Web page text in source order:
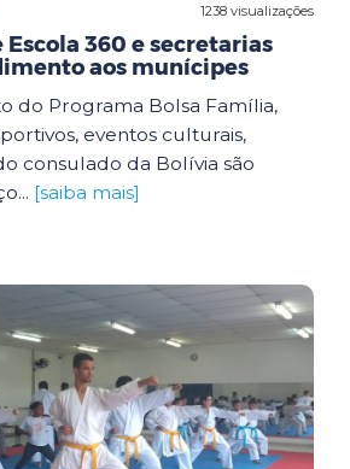
1238 visualizações
360 e secretarias
aos munícipes
do Programa Bolsa Família,
eventos culturais,
consulado da Bolívia são
[saiba mais]